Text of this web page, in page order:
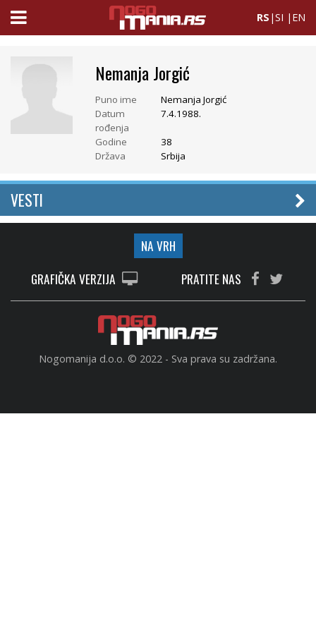
RS |SI | EN
Nemanja Jorgić
Puno ime
Nemanja Jorgić
Datum
rođenja
7.4.1988.
Godine
38
Država
Srbija
VESTI
NA VRH
GRAFIČKA VERZIJA
PRATITE NAS
Nogomanija d.o.o. © 2022 - Sva prava su zadržana.